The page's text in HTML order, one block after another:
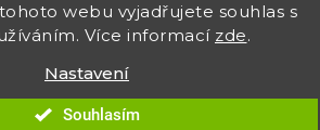
webu vyjadřujete souhlas s
Více informací zde.
Nastavení
Souhlasím